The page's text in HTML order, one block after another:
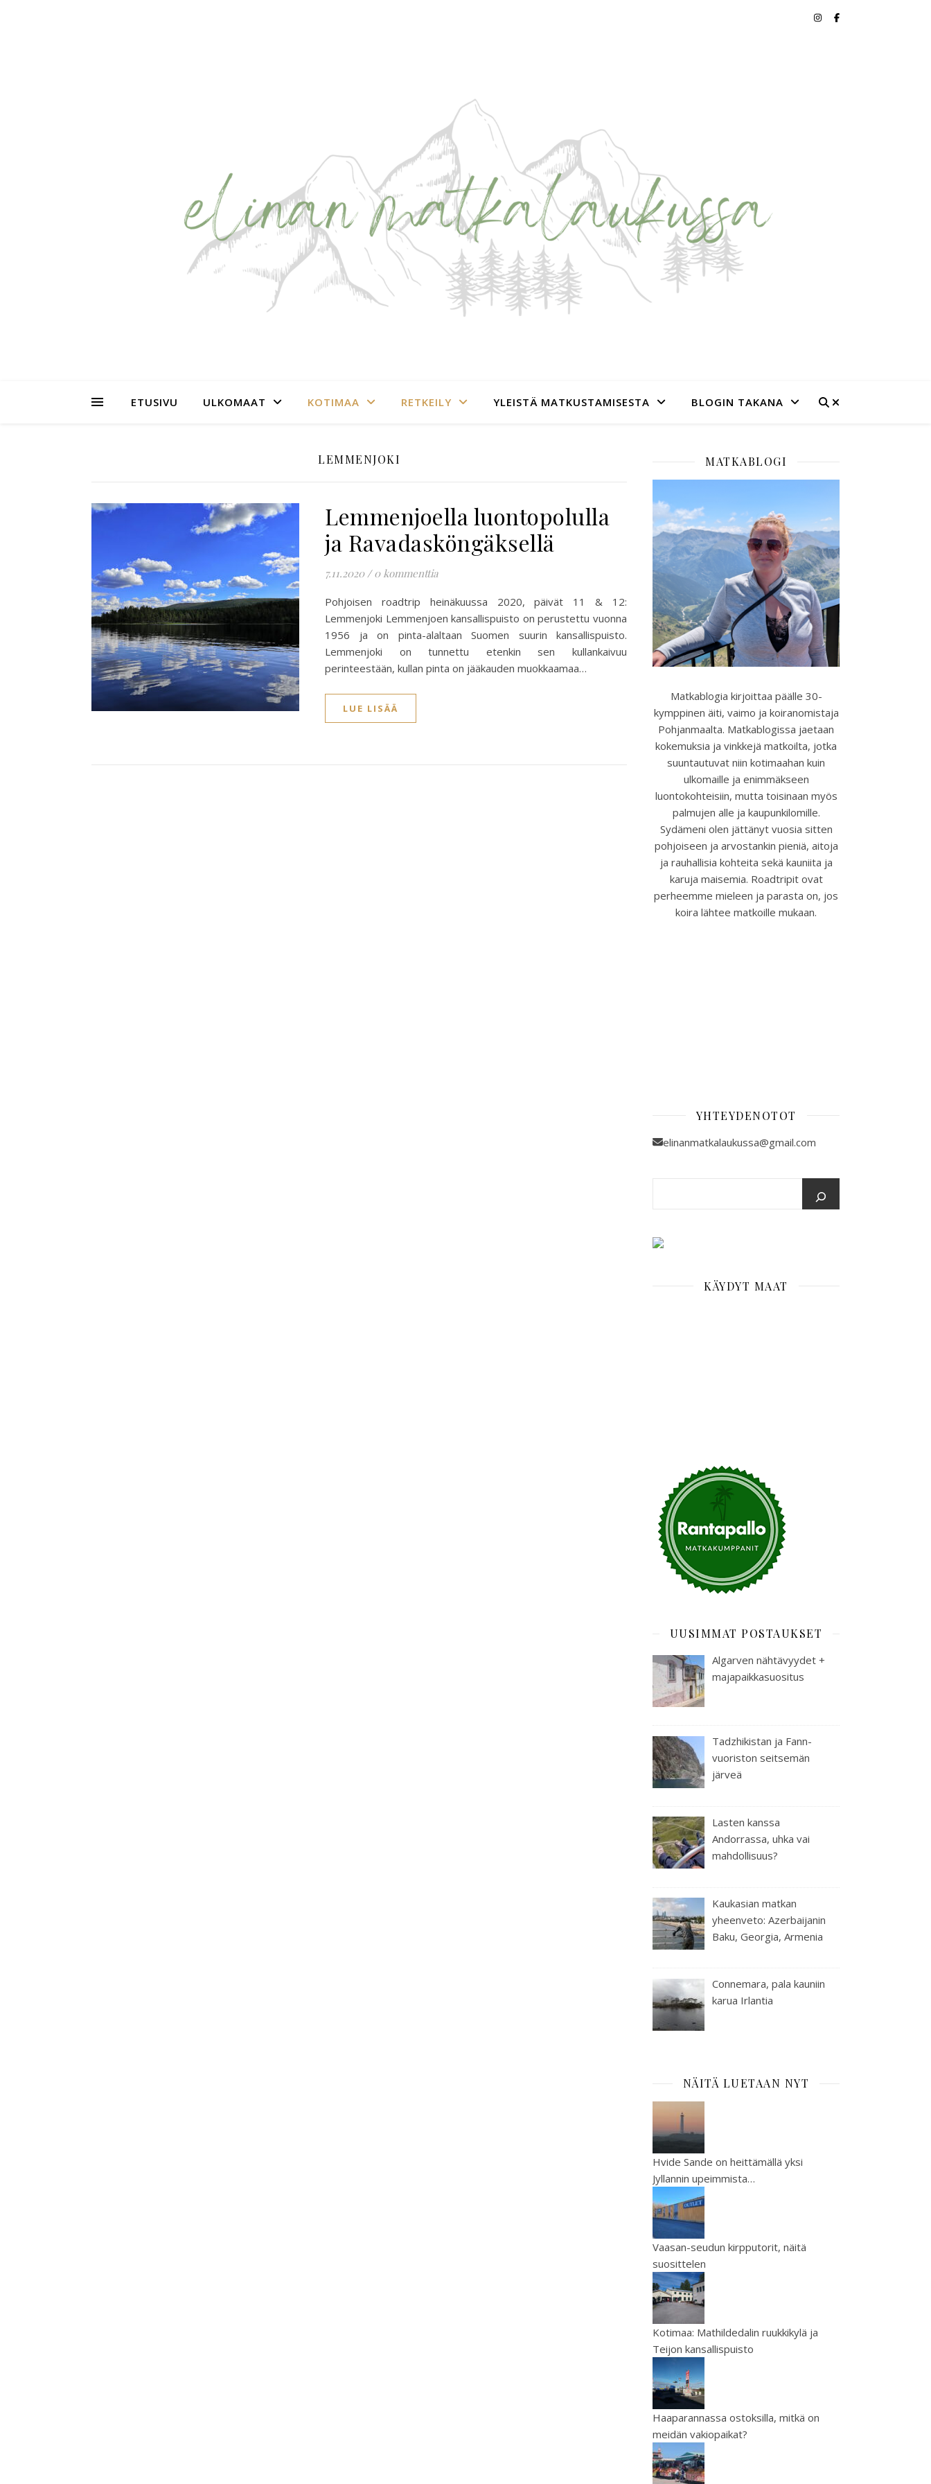
ETUSIVU ULKOMAAT KOTIMAA RETKEILY YLEISTÄ MATKUSTAMISESTA BLOGIN TAKANA
LEMMENJOKI
Lemmenjoella luontopolulla
ja Ravadasköngäksellä
7.11.2020 / 0 kommenttia
Pohjoisen roadtrip heinäkuussa 2020, päivät 11 & 12:
Lemmenjoki Lemmenjoen kansallispuisto on perustettu vuonna
1956 ja on pinta-alaltaan Suomen suurin kansallispuisto.
Lemmenjoki on tunnettu etenkin sen kullankaivuu
perinteestään, kullan pinta on jääkauden muokkaamaa…
LUE LISÄÄ
MATKABLOGI
Matkablogia kirjoittaa päälle 30-
kymppinen äiti, vaimo ja koiranomistaja
Pohjanmaalta. Matkablogissa jaetaan
kokemuksia ja vinkkejä matkoilta, jotka
suuntautuvat niin kotimaahan kuin
ulkomaille ja enimmäkseen
luontokohteisiin, mutta toisinaan myös
palmujen alle ja kaupunkilomille.
Sydämeni olen jättänyt vuosia sitten
pohjoiseen ja arvostankin pieniä, aitoja
ja rauhallisia kohteita sekä kauniita ja
karuja maisemia. Roadtripit ovat
perheemme mieleen ja parasta on, jos
koira lähtee matkoille mukaan.
YHTEYDENOTOT
elinanmatkalaukussa@gmail.com
KÄYDYT MAAT
UUSIMMAT POSTAUKSET
Algarven nähtävyydet +
majapaikkasuositus
Tadzhikistan ja Fann-
vuoriston seitsemän
järveä
Lasten kanssa
Andorrassa, uhka vai
mahdollisuus?
Kaukasian matkan
yheenveto: Azerbaijanin
Baku, Georgia, Armenia
Connemara, pala kauniin
karua Irlantia
NÄITÄ LUETAAN NYT
Hvide Sande on heittämällä yksi
Jyllannin upeimmista…
Vaasan-seudun kirpputorit, näitä
suosittelen
Kotimaa: Mathildedalin ruukkikylä ja
Teijon kansallispuisto
Haaparannassa ostoksilla, mitkä on
meidän vakiopaikat?